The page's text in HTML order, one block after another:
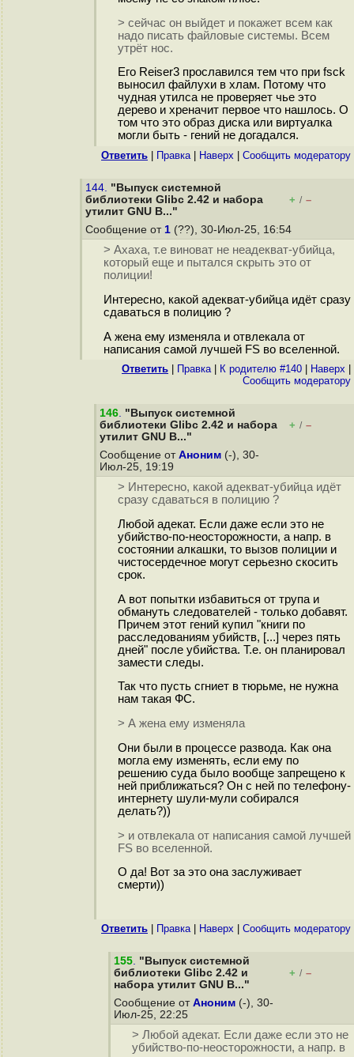
> сейчас он выйдет и покажет всем как
надо писать файловые системы. Всем
утрёт нос.
Его Reiser3 прославился тем что при fsck
выносил файлухи в хлам. Потому что
чудная утилса не проверяет чье это
дерево и хреначит первое что нашлось. О
том что это образ диска или виртуалка
могли быть - гений не догадался.
Ответить Правка| Наверх Cообщить модератору
144. "Выпуск системной
библиотеки Glibc 2.42 и набора
утилит GNU B..."
+ / –
Сообщение от 1 (??), 30-Июл-25, 16:54
> Ахаха, т.е виноват не неадекват-убийца,
который еще и пытался скрыть это от
полиции!
Интересно, какой адекват-убийца идёт сразу
сдаваться в полицию ?
А жена ему изменяла и отвлекала от
написания самой лучшей FS во вселенной.
Ответить Правка| К родителю #140 Наверх
Cообщить модератору
146. "Выпуск системной
библиотеки Glibc 2.42 и набора
утилит GNU B..."
+ / –
Сообщение от Аноним (-), 30-
Июл-25, 19:19
> Интересно, какой адекват-убийца идёт
сразу сдаваться в полицию ?
Любой адекат. Если даже если это не
убийство-по-неосторожности, а напр. в
состоянии алкашки, то вызов полиции и
чистосердечное могут серьезно скосить
срок.
А вот попытки избавиться от трупа и
обмануть следователей - только добавят.
Причем этот гений купил "книги по
расследованиям убийств, [...] через пять
дней" после убийства. Т.е. он планировал
замести следы.
Так что пусть сгниет в тюрьме, не нужна
нам такая ФС.
> А жена ему изменяла
Они были в процессе развода. Как она
могла ему изменять, если ему по
решению суда было вообще запрещено к
ней приближаться? Он с ней по телефону-
интернету шули-мули собирался
делать?))
> и отвлекала от написания самой лучшей
FS во вселенной.
О да! Вот за это она заслуживает
смерти))
Ответить Правка| Наверх Cообщить модератору
155. "Выпуск системной
библиотеки Glibc 2.42 и
набора утилит GNU B..."
+ / –
Сообщение от Аноним (-), 30-
Июл-25, 22:25
> Любой адекат. Если даже если это не
убийство-по-неосторожности, а напр. в